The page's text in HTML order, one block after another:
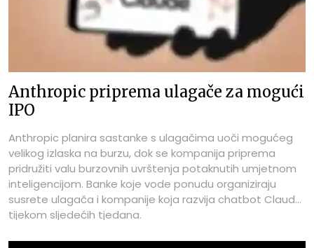
Anthropic priprema ulagače za mogući
IPO
Anthropic planira sastanke s ulagačima uoči mogućeg
velikog izlaska na burzu, dok se kompanija priprema
pridružiti valu burzovnih uvrštenja potaknutih umjetnom
inteligencijom. Banke koje vode ponudu organiziraju
susrete ulagača i kompanije koja razvija chatbot Claude
tijekom sljedećih tjedana.